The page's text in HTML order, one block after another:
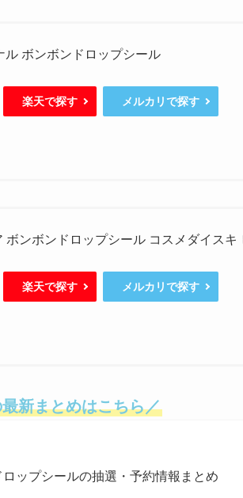
ル ボンボンドロップシール
楽天で探す メルカリで探す
ボンボンドロップシール コスメダイスキ
楽天で探す メルカリで探す
新まとめはこちら／
ロップシールの抽選・予約情報まとめ